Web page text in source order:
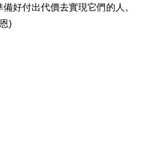
好付出代價去實現它們的人。
)